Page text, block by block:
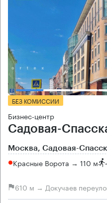
БЕЗ КОМИССИИ
Бизнес-центр
Садовая-
Москва, Садовая-
Красные Ворота → 110 м
610 м → Докучаев